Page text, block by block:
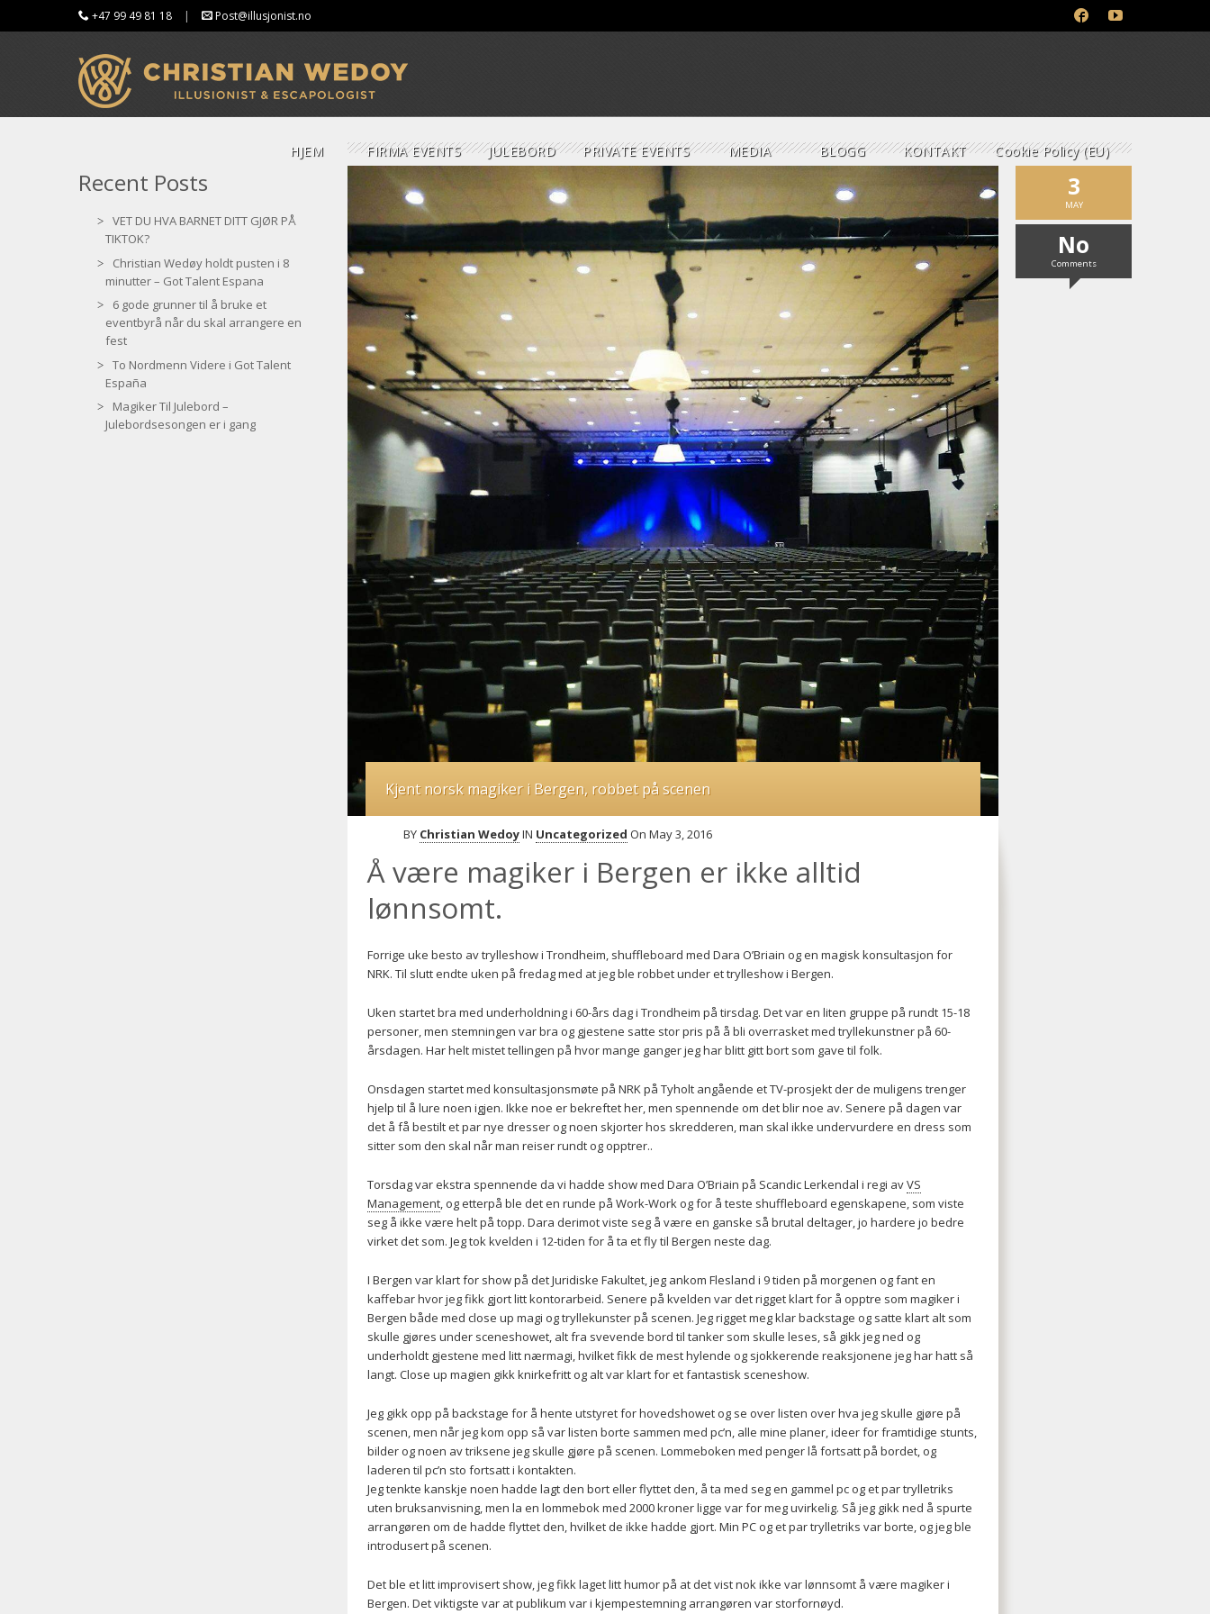
+47 99 49 81 18 | Post@illusjonist.no
HJEM FIRMA EVENTS JULEBORD PRIVATE EVENTS MEDIA BLOGG KONTAKT Cookie Policy (EU)
Recent Posts
VET DU HVA BARNET DITT GJØR PÅ
TIKTOK?
Christian Wedøy holdt pusten i 8
minutter – Got Talent Espana
6 gode grunner til å bruke et
eventbyrå når du skal arrangere en
fest
To Nordmenn Videre i Got Talent
España
Magiker Til Julebord –
Julebordsesongen er i gang
Kjent norsk magiker i Bergen, robbet på scenen
BY Christian WedoyIN Uncategorized On May 3, 2016
Å være magiker i Bergen er ikke alltid
lønnsomt.
Forrige uke besto av trylleshow i Trondheim, shuffleboard med Dara O’Briain og en magisk konsultasjon for
NRK. Til slutt endte uken på fredag med at jeg ble robbet under et trylleshow i Bergen.
Uken startet bra med underholdning i 60-års dag i Trondheim på tirsdag. Det var en liten gruppe på rundt 15-18
personer, men stemningen var bra og gjestene satte stor pris på å bli overrasket med tryllekunstner på 60-
årsdagen. Har helt mistet tellingen på hvor mange ganger jeg har blitt gitt bort som gave til folk.
Onsdagen startet med konsultasjonsmøte på NRK på Tyholt angående et TV-prosjekt der de muligens trenger
hjelp til å lure noen igjen. Ikke noe er bekreftet her, men spennende om det blir noe av. Senere på dagen var
det å få bestilt et par nye dresser og noen skjorter hos skredderen, man skal ikke undervurdere en dress som
sitter som den skal når man reiser rundt og opptrer..
Torsdag var ekstra spennende da vi hadde show med Dara O’Briain på Scandic Lerkendal i regi avVS
Management, og etterpå ble det en runde på Work-Work og for å teste shuffleboard egenskapene, som viste
seg å ikke være helt på topp. Dara derimot viste seg å være en ganske så brutal deltager, jo hardere jo bedre
virket det som. Jeg tok kvelden i 12-tiden for å ta et fly til Bergen neste dag.
I Bergen var klart for show på det Juridiske Fakultet, jeg ankom Flesland i 9 tiden på morgenen og fant en
kaffebar hvor jeg fikk gjort litt kontorarbeid. Senere på kvelden var det rigget klart for å opptre som magiker i
Bergen både med close up magi og tryllekunster på scenen. Jeg rigget meg klar backstage og satte klart alt som
skulle gjøres under sceneshowet, alt fra svevende bord til tanker som skulle leses, så gikk jeg ned og
underholdt gjestene med litt nærmagi, hvilket fikk de mest hylende og sjokkerende reaksjonene jeg har hatt så
langt. Close up magien gikk knirkefritt og alt var klart for et fantastisk sceneshow.
Jeg gikk opp på backstage for å hente utstyret for hovedshowet og se over listen over hva jeg skulle gjøre på
scenen, men når jeg kom opp så var listen borte sammen med pc’n, alle mine planer, ideer for framtidige stunts,
bilder og noen av triksene jeg skulle gjøre på scenen. Lommeboken med penger lå fortsatt på bordet, og
laderen til pc’n sto fortsatt i kontakten.
Jeg tenkte kanskje noen hadde lagt den bort eller flyttet den, å ta med seg en gammel pc og et par trylletriks
uten bruksanvisning, men la en lommebok med 2000 kroner ligge var for meg uvirkelig. Så jeg gikk ned å spurte
arrangøren om de hadde flyttet den, hvilket de ikke hadde gjort. Min PC og et par trylletriks var borte, og jeg ble
introdusert på scenen.
Det ble et litt improvisert show, jeg fikk laget litt humor på at det vist nok ikke var lønnsomt å være magiker i
Bergen. Det viktigste var at publikum var i kjempestemning arrangøren var storfornøyd.
3
MAY
No
Comments